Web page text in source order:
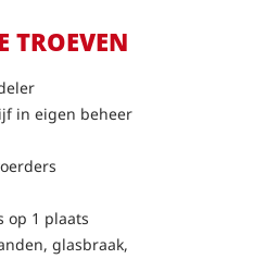
TROEVEN
in eigen beheer
op 1 plaats
glasbraak,